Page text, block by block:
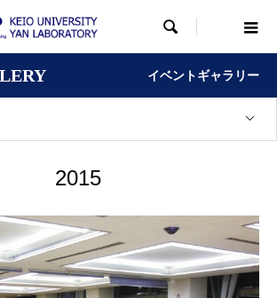

イベントギャラリー
2015